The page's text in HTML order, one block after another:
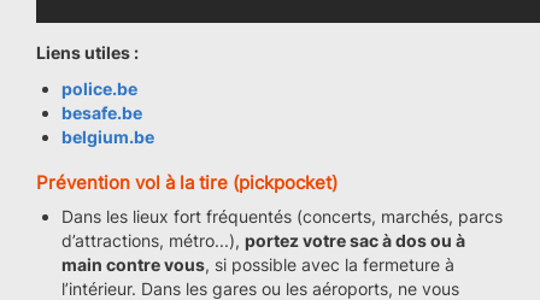
Liens utiles :
police.be
besafe.be
belgium.be
Prévention vol à la tire (pickpocket)
Dans les lieux fort fréquentés (concerts, marchés, parcs
d’attractions, métro...), portez votre sac à dos ou à
main contre vous, si possible avec la fermeture à
l’intérieur. Dans les gares ou les aéroports, ne vous